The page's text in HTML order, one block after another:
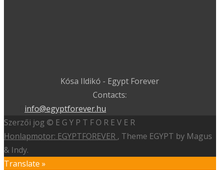
Kósa Ildikó - Egypt Forever
Contacts:
info@egyptforever.hu
Szerzői jog © E G Y P T F O R E V E R
Honlapmotor: EGYPTFOREVER , Theme EGYPT by Magus
& Indy.
Translate »